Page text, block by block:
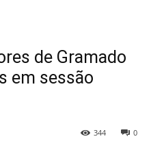
de Gramado
em sessão
0
344